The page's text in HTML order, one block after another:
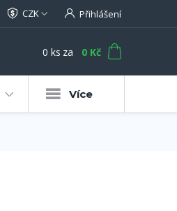
CZK Přihlášení
0 ks za 0 Kč
Více